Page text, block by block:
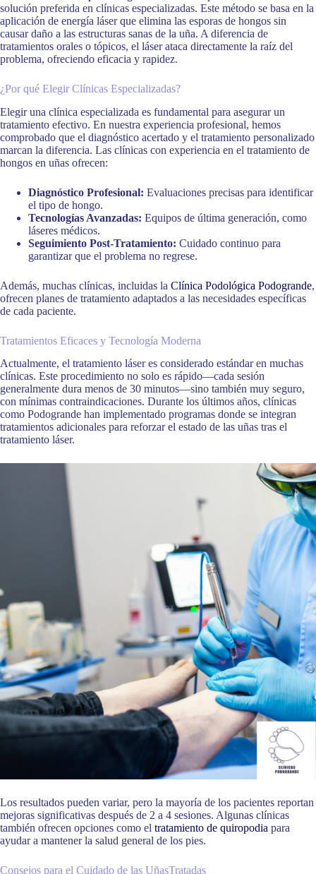
solución preferida en clínicas especializadas. Este método se basa en la
aplicación de energía láser que elimina las esporas de hongos sin
causar daño a las estructuras sanas de la uña. A diferencia de
tratamientos orales o tópicos, el láser ataca directamente la raíz del
problema, ofreciendo eficacia y rapidez.
¿Por qué Elegir Clínicas Especializadas?
Elegir una clínica especializada es fundamental para asegurar un
tratamiento efectivo. En nuestra experiencia profesional, hemos
comprobado que el diagnóstico acertado y el tratamiento personalizado
marcan la diferencia. Las clínicas con experiencia en el tratamiento de
hongos en uñas ofrecen:
Diagnóstico Profesional: Evaluaciones precisas para identificar
el tipo de hongo.
Tecnologías Avanzadas: Equipos de última generación, como
láseres médicos.
Seguimiento Post-Tratamiento: Cuidado continuo para
garantizar que el problema no regrese.
Además, muchas clínicas, incluidas la Clínica Podológica Podogrande,
ofrecen planes de tratamiento adaptados a las necesidades específicas
de cada paciente.
Tratamientos Eficaces y Tecnología Moderna
Actualmente, el tratamiento láser es considerado estándar en muchas
clínicas. Este procedimiento no solo es rápido—cada sesión
generalmente dura menos de 30 minutos—sino también muy seguro,
con mínimas contraindicaciones. Durante los últimos años, clínicas
como Podogrande han implementado programas donde se integran
tratamientos adicionales para reforzar el estado de las uñas tras el
tratamiento láser.
Los resultados pueden variar, pero la mayoría de los pacientes reportan
mejoras significativas después de 2 a 4 sesiones. Algunas clínicas
también ofrecen opciones como el tratamiento de quiropodia para
ayudar a mantener la salud general de los pies.
Consejos para el Cuidado de las UñasTratadas